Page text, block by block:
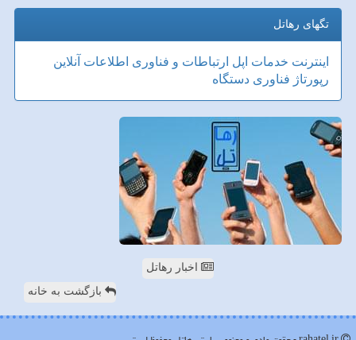
تگهای رهاتل
اینترنت خدمات اپل ارتباطات و فناوری اطلاعات آنلاین
رپورتاژ فناوری دستگاه
اخبار رهاتل
بازگشت به خانه